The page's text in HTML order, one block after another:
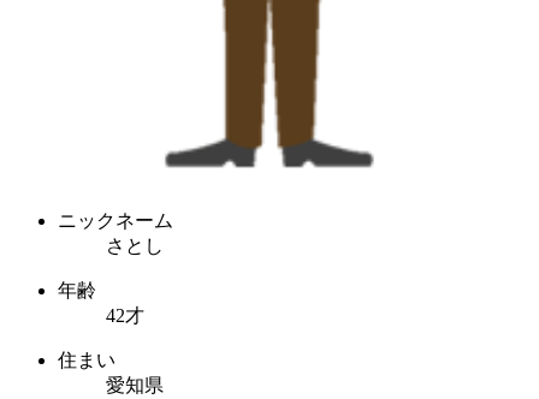
ニックネーム
さとし
年齢
42才
住まい
愛知県